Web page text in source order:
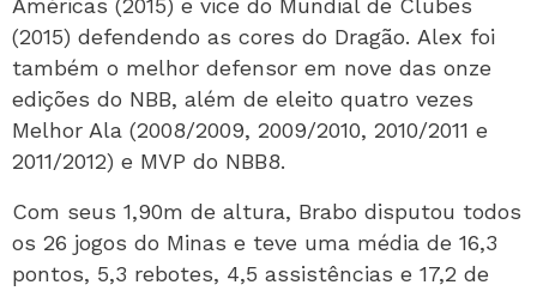
Américas (2015) e vice do Mundial de Clubes
(2015) defendendo as cores do Dragão. Alex foi
também o melhor defensor em nove das onze
edições do NBB, além de eleito quatro vezes
Melhor Ala (2008/2009, 2009/2010, 2010/2011 e
2011/2012) e MVP do NBB8.
Com seus 1,90m de altura, Brabo disputou todos
os 26 jogos do Minas e teve uma média de 16,3
pontos, 5,3 rebotes, 4,5 assistências e 17,2 de